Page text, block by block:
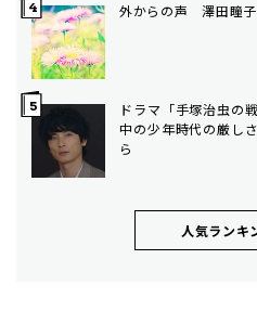
外からの声 澤田瞳子
ドラマ「手塚治虫の
中の少年時代の厳し
ら
人気ランキ